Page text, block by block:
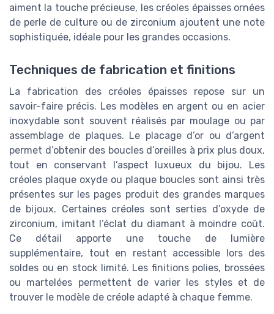
aiment la touche précieuse, les créoles épaisses ornées
de perle de culture ou de zirconium ajoutent une note
sophistiquée, idéale pour les grandes occasions.
Techniques de fabrication et finitions
La fabrication des créoles épaisses repose sur un
savoir-faire précis. Les modèles en argent ou en acier
inoxydable sont souvent réalisés par moulage ou par
assemblage de plaques. Le placage d’or ou d’argent
permet d’obtenir des boucles d’oreilles à prix plus doux,
tout en conservant l’aspect luxueux du bijou. Les
créoles plaque oxyde ou plaque boucles sont ainsi très
présentes sur les pages produit des grandes marques
de bijoux. Certaines créoles sont serties d’oxyde de
zirconium, imitant l’éclat du diamant à moindre coût.
Ce détail apporte une touche de lumière
supplémentaire, tout en restant accessible lors des
soldes ou en stock limité. Les finitions polies, brossées
ou martelées permettent de varier les styles et de
trouver le modèle de créole adapté à chaque femme.